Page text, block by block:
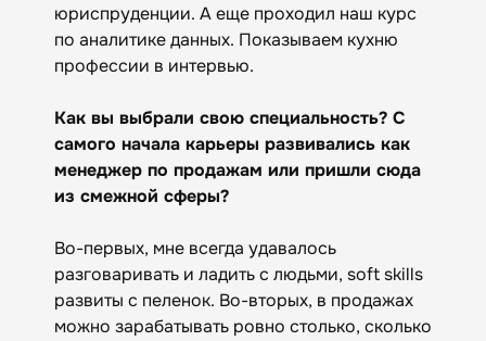
юриспруденции. А еще проходил наш курс
по аналитике данных. Показываем кухню
профессии в интервью.
Как вы выбрали свою специальность? С
самого начала карьеры развивались как
менеджер по продажам или пришли сюда
из смежной сферы?
Во-первых, мне всегда удавалось
разговаривать и ладить с людьми, soft skills
развиты с пеленок. Во-вторых, в продажах
можно зарабатывать ровно столько, сколько